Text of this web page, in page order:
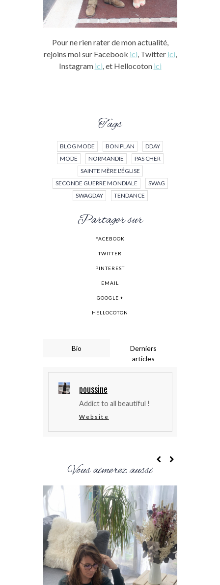
Pour ne rien rater de mon actualité,
rejoins moi sur Facebook ici , Twitter ici
Instagram ici , et Hellocoton ici
Tags
BLOG MODE BON PLAN
DDAY
MODE
NORMANDIE
PAS CHER
SAINTE MÈRE L'ÉGLISE
SECONDE GUERRE MONDIALE
SWAG
SWAGDAY
TENDANCE
Partager sur
FACEBOOK
TWITTER
PINTEREST
EMAIL
GOOGLE +
HELLOCOTON
Bio
Derniers
articles
poussine
Addict to all beautiful !
Website
Vous aimerez aussi